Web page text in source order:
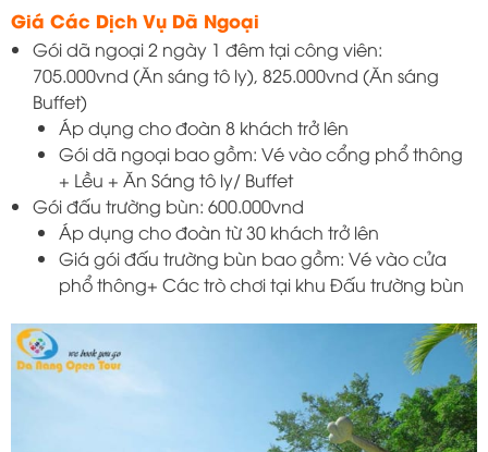
Giá Các Dịch Vụ Dã Ngoại
Gói dã ngoại 2 ngày 1 đêm tại công viên:
705.000vnd (Ăn sáng tô ly), 825.000vnd (Ăn sáng
Buffet)
Áp dụng cho đoàn 8 khách trở lên
Gói dã ngoại bao gồm: Vé vào cổng phổ thông
+ Lều + Ăn Sáng tô ly/ Buffet
Gói đấu trường bùn: 600.000vnd
Áp dụng cho đoàn từ 30 khách trở lên
Giá gói đấu trường bùn bao gồm: Vé vào cửa
phổ thông+ Các trò chơi tại khu Đấu trường bùn